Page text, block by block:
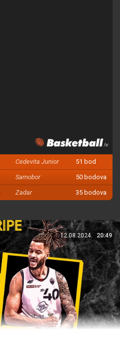
Cedevita Junior 51 bod
Samobor 50 bodova
Zadar 35 bodova
12.08.2024. 20:49